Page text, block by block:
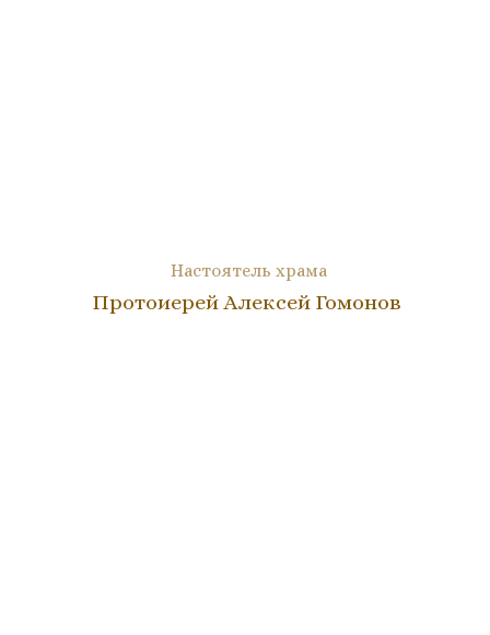
Настоятель храма
Протоиерей Алексей Гомонов